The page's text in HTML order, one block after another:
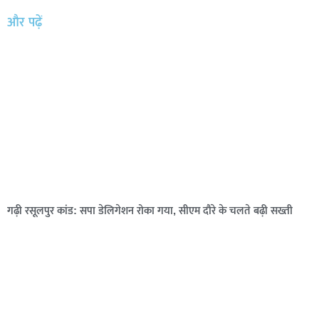
और पढ़ें
गढ़ी रसूलपुर कांड: सपा डेलिगेशन रोका गया, सीएम दौरे के चलते बढ़ी सख्ती